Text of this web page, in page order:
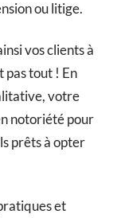
ou litige.
vos clients à
pas tout ! En
votre
notoriété pour
prêts à opter
et